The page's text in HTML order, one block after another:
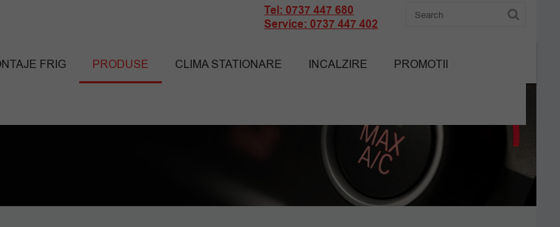
Tel: 0737 447 680
Service: 0737 447 402
FRIG PRODUSE CLIMA STATIONARE INCALZIRE PROMOTII